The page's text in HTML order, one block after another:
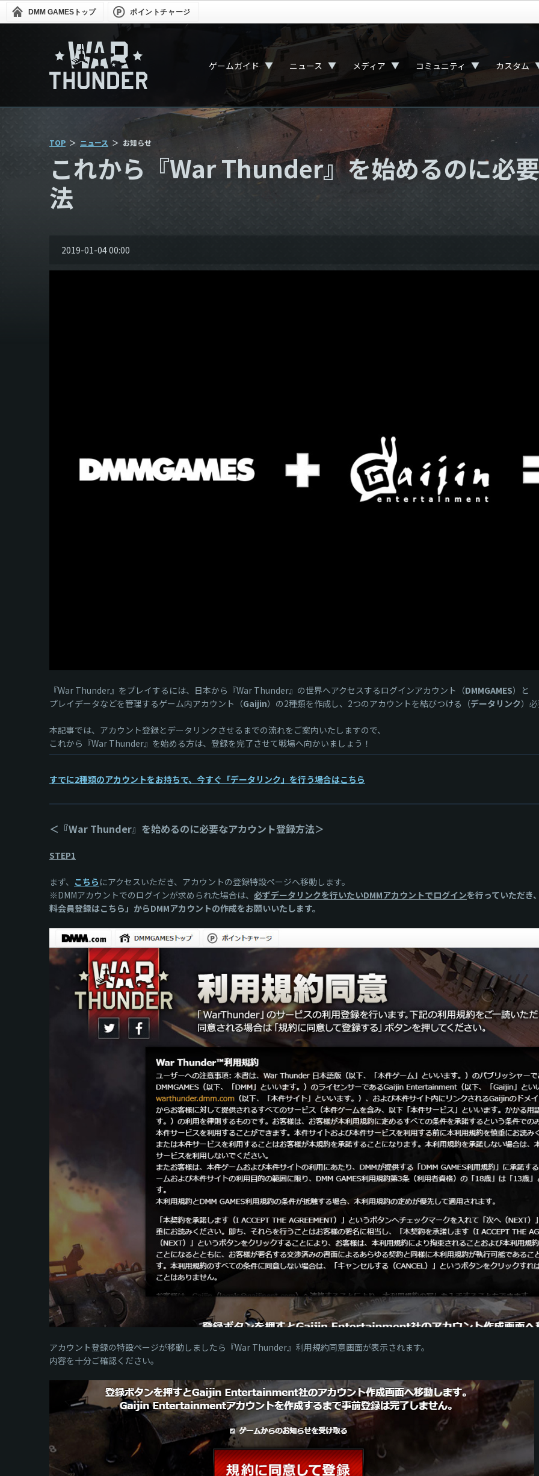
DMM GAMES トップ ポイントチャージ
ゲームガイド ▼ ニュース ▼ メディア ▼ コミュニティ ▼ カスタム
TOP ニュース お知らせ
これから『War Thunder』を始めるのに必
法
2019-01-04 00:00
『War Thunder』をプレイするには、日本から『War Thunder』の世界へアクセスするログインアカウント（DMMGAMES）と
プレイデータなどを管理するゲーム内アカウント（Gaijin）の2種類を作成し、2つのアカウントを結びつける（データリンク）必
本記事では、アカウント登録とデータリンクさせるまでの流れをご案内いたしますので、
これから『War Thunder』を始める方は、登録を完了させて戦場へ向かいましょう！
すでに2種類のアカウントをお持ちで、今すぐ「データリンク」を行う場合はこちら
＜『War Thunder』を始めるのに必要なアカウント登録方法＞
STEP1
まず、 こちら にアクセスいただき、アカウントの登録特設ページへ移動します。
※DMMアカウントでのログインが求められた場合は、 必ずデータリンクを行いたいDMMアカウントでログインを行っていただき
料会員登録はこちら」からDMMアカウントの作成をお願いいたします。
アカウント登録の特設ページが移動しましたら『War Thunder』利用規約同意画面が表示されます。
内容を十分ご確認ください。